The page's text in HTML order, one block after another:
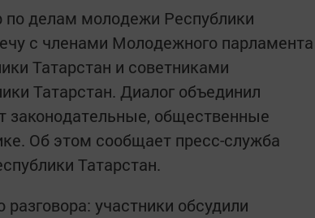
делам молодежи Республики
с членами Молодежного парламента
Татарстан и советниками
Татарстан. Диалог объединил
законодательные, общественные
Об этом сообщает пресс-служба
Татарстан.
участники обсудили